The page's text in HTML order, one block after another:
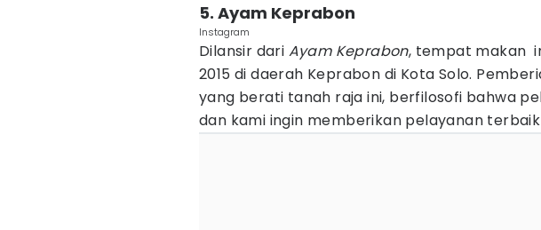
5. Ayam Keprabon
Instagram
Dilansir dari Ayam Keprabon, tempat makan
2015 di daerah Keprabon di Kota Solo.
yang berati tanah raja ini, berfilosofi bahwa
dan kami ingin memberikan pelayanan